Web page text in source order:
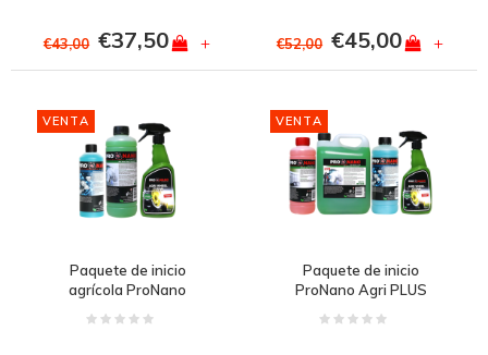
€43,00 €37,50 + €52,00 €45,00 +
VENTA
Paquete de inicio
agrícola ProNano
VENTA
Paquete de inicio
ProNano Agri PLUS